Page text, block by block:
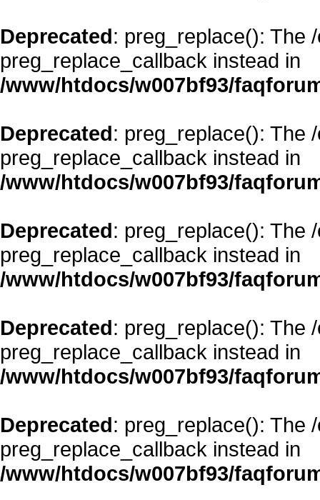
Deprecated: preg_replace(): The
preg_replace_callback instead in
/www/htdocs/w007bf93/
Deprecated: preg_replace(): The
preg_replace_callback instead in
/www/htdocs/w007bf93/
Deprecated: preg_replace(): The
preg_replace_callback instead in
/www/htdocs/w007bf93/
Deprecated: preg_replace(): The
preg_replace_callback instead in
/www/htdocs/w007bf93/
Deprecated: preg_replace(): The
preg_replace_callback instead in
/www/htdocs/w007bf93/